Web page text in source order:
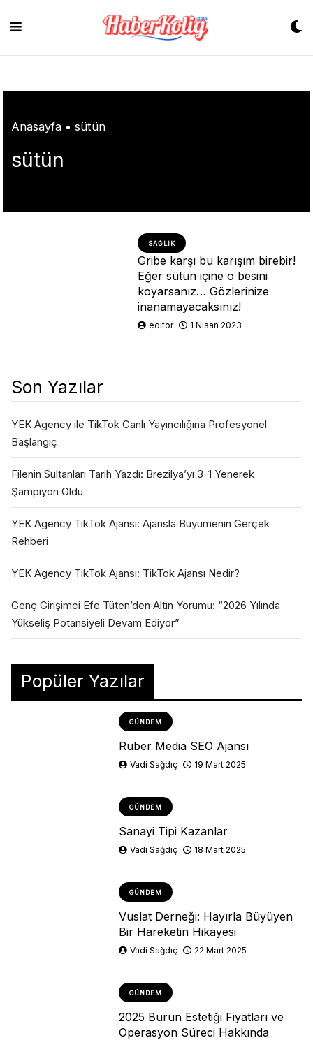
Anasayfa • sütün
sütün
SAĞLIK
Gribe karşı bu karışım birebir!
Eğer sütün içine o besini
koyarsanız… Gözlerinize
inanamayacaksınız!
editor 1 Nisan 2023
Son Yazılar
YEK Agency ile TikTok Canlı Yayıncılığına Profesyonel
Başlangıç
Filenin Sultanları Tarih Yazdı: Brezilya’yı 3-1 Yenerek
Şampiyon Oldu
YEK Agency TikTok Ajansı: Ajansla Büyümenin Gerçek
Rehberi
YEK Agency TikTok Ajansı: TikTok Ajansı Nedir?
Genç Girişimci Efe Tüten’den Altın Yorumu: “2026 Yılında
Yükseliş Potansiyeli Devam Ediyor”
Popüler Yazılar
GÜNDEM
Ruber Media SEO Ajansı
Vadi Sağdıç 19 Mart 2025
GÜNDEM
Sanayi Tipi Kazanlar
Vadi Sağdıç 18 Mart 2025
GÜNDEM
Vuslat Derneği: Hayırla Büyüyen
Bir Hareketin Hikayesi
Vadi Sağdıç 22 Mart 2025
GÜNDEM
2025 Burun Estetiği Fiyatları ve
Operasyon Süreci Hakkında